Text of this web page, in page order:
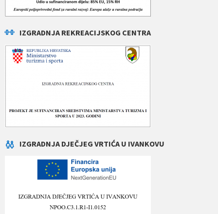
IZGRADNJA REKREACIJSKOG CENTRA
IZGRADNJA DJEČJEG VRTIĆA U IVANKOVU